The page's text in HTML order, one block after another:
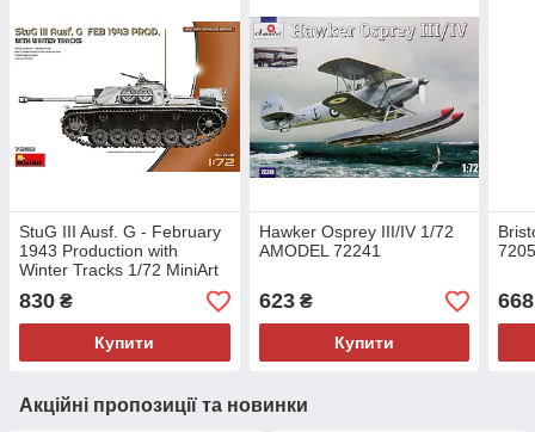
StuG III Ausf. G - February
1943 Production with
Winter Tracks 1/72 MiniArt
72103
830 ₴
Купити
Hawker Osprey III/IV 1/72
AMODEL 72241
623₴
Купити
668
Акційні пропозиції та новинки